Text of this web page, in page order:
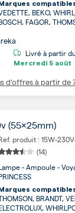
BEKO,
FAGOR,
Livré à partir du
Mercredi 5 août
d’offres à partir de
(55x25mm)
produit : 15W-
(14)
- Ampoule -
BRANDT,